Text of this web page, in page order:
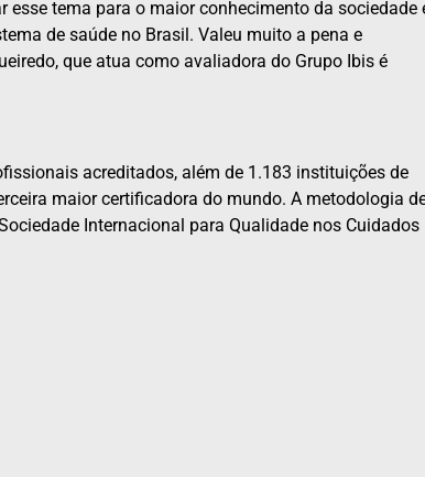
tema para o maior conhecimento da sociedade
de saúde no Brasil. Valeu muito a pena e
que atua como avaliadora do Grupo Ibis é
acreditados, além de 1.183 instituições de
maior certificadora do mundo. A metodologia
Internacional para Qualidade nos Cuidados